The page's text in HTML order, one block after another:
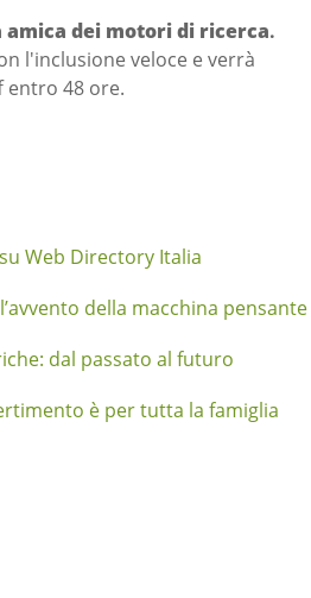
amica dei motori di ricerca.
l'inclusione veloce e verrà
48 ore.
Web Directory Italia
della macchina pensante
dal passato al futuro
è per tutta la famiglia